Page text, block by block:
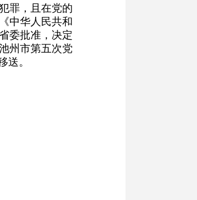
罪，且在党的
中华人民共和
委批准，决定
州市第五次党
。